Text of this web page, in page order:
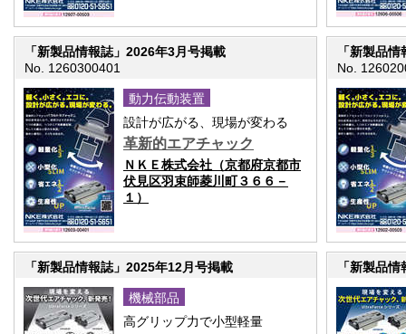
「新製品情報誌」2026年3月号掲載
No. 1260300401
動力伝動装置
設計が広がる、現場が変わる
革新的エアチャック
ＮＫＥ株式会社（京都府京都市
伏見区羽束師菱川町３６６－
１）
「新製品
No.
「新製品情報誌」2025年12月号掲載
機械部品
高グリップ力で小型軽量
「新製品